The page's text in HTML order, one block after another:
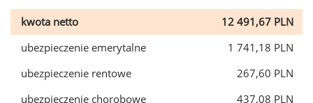
kwota netto
12 491,67 PLN
ubezpieczenie emerytalne
1 741,18 PLN
ubezpieczenie rentowe
267,60 PLN
ubezpieczenie chorobowe
437,08 PLN